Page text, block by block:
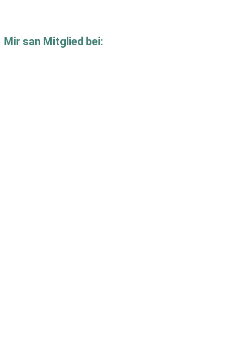
Mir san Mitglied bei: